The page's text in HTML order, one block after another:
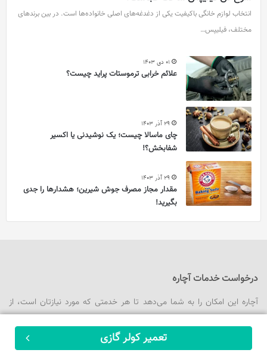
ثبت سفارش
تعمیر کولر گازی
انتخاب لوازم خانگی باکیفیت یکی از دغدغه‌های اصلی خانواده‌ها است. در بین برندهای
مختلف، فیلیپس…
01 دی 1403
علائم خرابی ترموستات پراید چیست؟
29 آذر 1403
چای ماسالا چیست؛ یک نوشیدنی یا اکسیر
شفابخش؟!
29 آذر 1403
مقدار مجاز مصرف جوش شیرین؛ هشدارها را جدی
بگیرید!
درخواست خدمات آچاره
آچاره این امکان را به شما می‌دهد تا هر خدمتی که مورد نیازتان است، از
طریق وبسایت و اپلیکیشن به سهولت و در هر ساعتی از شبانه روز درخواست